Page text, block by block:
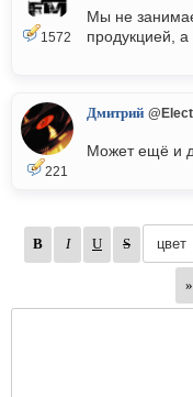
1572
Мы не
продукцией,
221
Дмитрий
Может ещё и